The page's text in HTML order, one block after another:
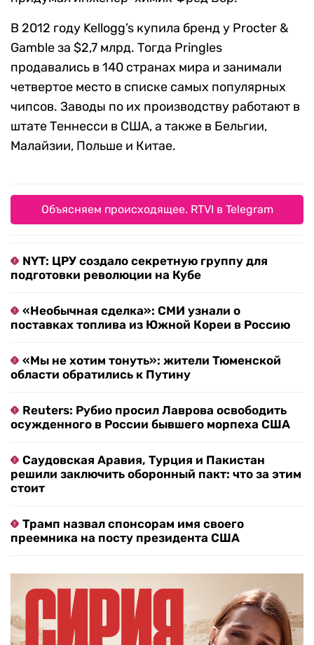
В 2012 году Kellogg’s купила бренд у Procter &
Gamble за $2,7 млрд. Тогда Pringles
продавались в 140 странах мира и занимали
четвертое место в списке самых популярных
чипсов. Заводы по их производству работают в
штате Теннесси в США, а также в Бельгии,
Малайзии, Польше и Китае.
Объясняем происходящее. RTVI в Telegram
NYT: ЦРУ создало секретную группу для
подготовки революции на Кубе
«Необычная сделка»: СМИ узнали о
поставках топлива из Южной Кореи в Россию
«Мы не хотим тонуть»: жители Тюменской
области обратились к Путину
Reuters: Рубио просил Лаврова освободить
осужденного в России бывшего морпеха США
Саудовская Аравия, Турция и Пакистан
решили заключить оборонный пакт: что за этим
стоит
Трамп назвал спонсорам имя своего
преемника на посту президента США